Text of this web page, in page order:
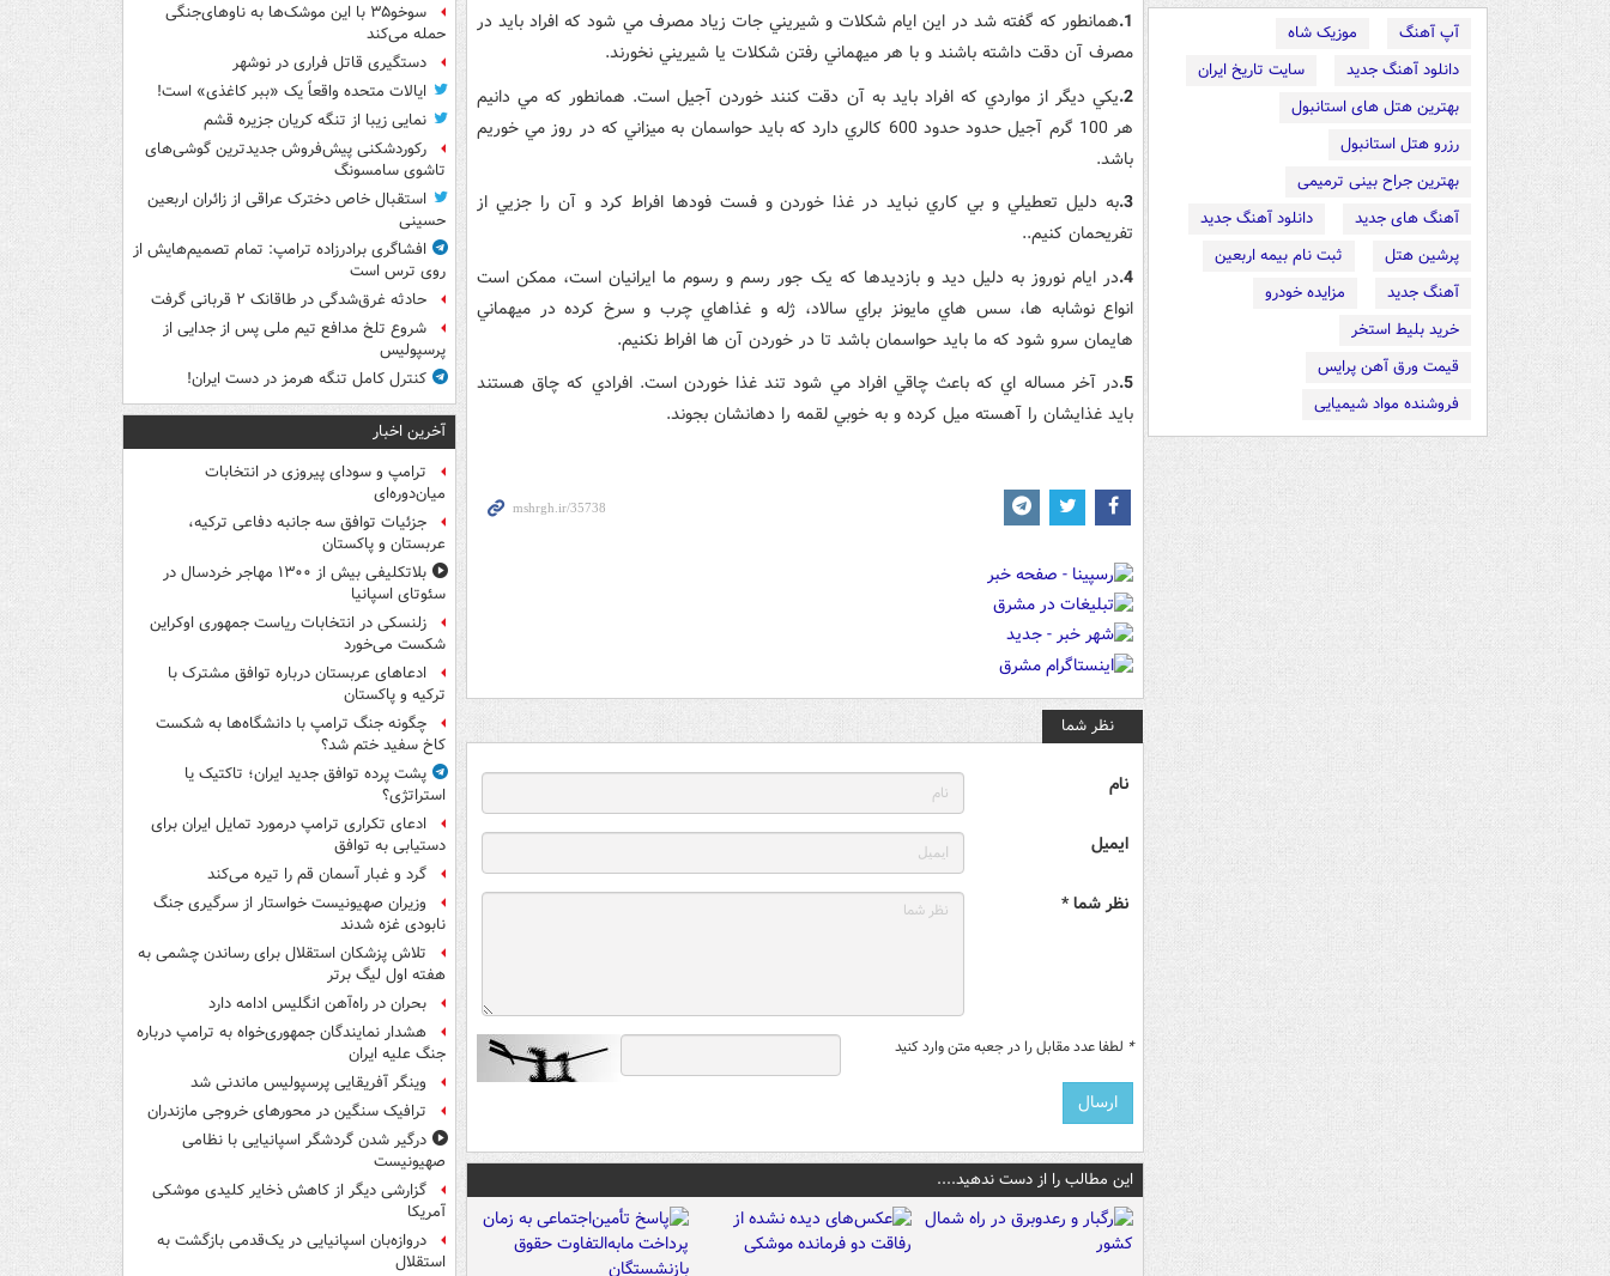
آپ آهنگ
موزیک شاه
دانلود آهنگ جدید
سایت تاریخ ایران
بهترین هتل های استانبول
رزرو هتل استانبول
بهترین جراح بینی ترمیمی
آهنگ های جدید
دانلود آهنگ جدید
پرشین هتل
ثبت نام بیمه اربعین
آهنگ جدید
مزایده خودرو
خرید بلیط استخر
قیمت ورق آهن پرایس
فروشنده مواد شیمیایی
1. همانطور که گفته شد در اين ايام شکلات و شيريني جات زياد مصرف مي شود که افراد بايد در
مصرف آن دقت داشته باشند و با هر ميهماني رفتن شکلات يا شيريني نخورند.
2. يکي ديگر از مواردي که افراد بايد به آن دقت کنند خوردن آجيل است. همانطور که مي دانيم
هر 100 گرم آجيل حدود حدود 600 کالري دارد که بايد حواسمان به ميزاني که در روز مي خوريم
باشد.
3.به دليل تعطيلي و بي کاري نبايد در غذا خوردن و فست فودها افراط کرد و آن را جزيي از
تفريحمان کنيم..
4. در ايام نوروز به دليل ديد و بازديدها که يک جور رسم و رسوم ما ايرانيان است، ممکن است
انواع نوشابه ها، سس هاي مايونز براي سالاد، ژله و غذاهاي چرب و سرخ کرده در ميهماني
هايمان سرو شود که ما بايد حواسمان باشد تا در خوردن آن ها افراط نکنيم.
5. در آخر مساله اي که باعث چاقي افراد مي شود تند غذا خوردن است. افرادي که چاق هستند
بايد غذايشان را آهسته ميل کرده و به خوبي لقمه را دهانشان بجوند.
نظر شما
نام
ایمیل
نظر شما *
* لطفا عدد مقابل را در جعبه متن وارد کنید
این مطالب را از دست ندهید....
سوخو۳۵ با این موشک‌ها به ناوهای‌جنگی
حمله می‌کند
دستگیری قاتل فراری در نوشهر
ایالات متحده واقعاً یک «ببر کاغذی» است!
نمایی زیبا از تنگه کریان جزیره قشم
رکوردشکنی پیش‌فروش جدیدترین گوشی‌های
تاشوی سامسونگ
استقبال خاص دخترک عراقی از زائران اربعین
حسینی
افشاگری برادرزاده ترامپ: تمام تصمیم‌هایش از
روی ترس است
حادثه غرق‌شدگی در طاقانک ۲ قربانی گرفت
شروع تلخ مدافع تیم ملی پس از جدایی از
پرسپولیس
کنترل کامل تنگه هرمز در دست ایران!
آخرین اخبار
ترامپ و سودای پیروزی در انتخابات
میان‌دوره‌ای
جزئیات توافق سه جانبه دفاعی ترکیه،
عربستان و پاکستان
بلاتکلیفی بیش از ۱۳۰۰ مهاجر خردسال در
سئوتای اسپانیا
زلنسکی در انتخابات ریاست جمهوری اوکراین
شکست می‌خورد
ادعاهای عربستان درباره توافق مشترک با
ترکیه و پاکستان
چگونه جنگ ترامپ با دانشگاه‌ها به شکست
کاخ سفید ختم شد؟
پشت پرده توافق جدید ایران؛ تاکتیک یا
استراتژی؟
ادعای تکراری ترامپ درمورد تمایل ایران برای
دستیابی به توافق
گرد و غبار آسمان قم را تیره می‌کند
وزیران صهیونیست خواستار از سرگیری جنگ
نابودی غزه شدند
تلاش پزشکان استقلال برای رساندن چشمی به
هفته اول لیگ برتر
بحران در راه‌آهن انگلیس ادامه دارد
هشدار نمایندگان جمهوری‌خواه به ترامپ درباره
جنگ علیه ایران
وینگر آفریقایی پرسپولیس ماندنی شد
ترافیک سنگین در محورهای خروجی مازندران
درگیر شدن گردشگر اسپانیایی با نظامی
صهیونیست
گزارشی دیگر از کاهش ذخایر کلیدی موشکی
آمریکا
دروازه‌بان اسپانیایی در یک‌قدمی بازگشت به
استقلال